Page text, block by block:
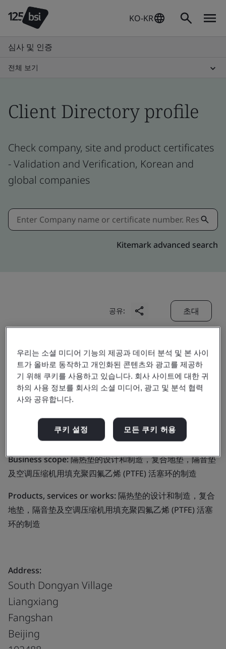
KO-KR
심사 및 인증
전체 보기
Client Directory profile
Check company, site and product certificates
- Validation and Verification, Korean and
global companies
Kitemark advanced search
공유: 초대
Beijing Zhongyong Auto
Parts Co., Ltd.
Business scope:隔热垫的设计和制造，复合地垫，隔音垫
及空调压缩机用填充聚四氟乙烯 (PTFE) 活塞环的制造
Products, services or works: 隔热垫的设计和制造，复合
地垫，隔音垫及空调压缩机用填充聚四氟乙烯 (PTFE) 活塞
环的制造
Address:
South Dongyan Village
Liangxiang
Fangshan
Beijing
우리는 소셜 미디어 기능의 제공과 데이터 분석 및 본 사이
트가 올바로 동작하고 개인화된 콘텐츠와 광고를 제공하
기 위해 쿠키를 사용하고 있습니다. 회사 사이트에 대한 귀
하의 사용 정보를 회사의 소셜 미디어, 광고 및 분석 협력
사와 공유합니다.
쿠키 설정 모든 쿠키 허용